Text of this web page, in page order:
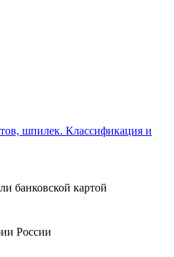
шпилек. Классификация и
банковской картой
России